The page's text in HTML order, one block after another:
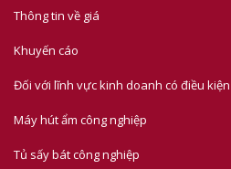
Thông tin về giá
Khuyến cáo
Đối với lĩnh vực kinh doanh có điều kiện
Máy hút ẩm công nghiệp
Tủ sấy bát công nghiệp